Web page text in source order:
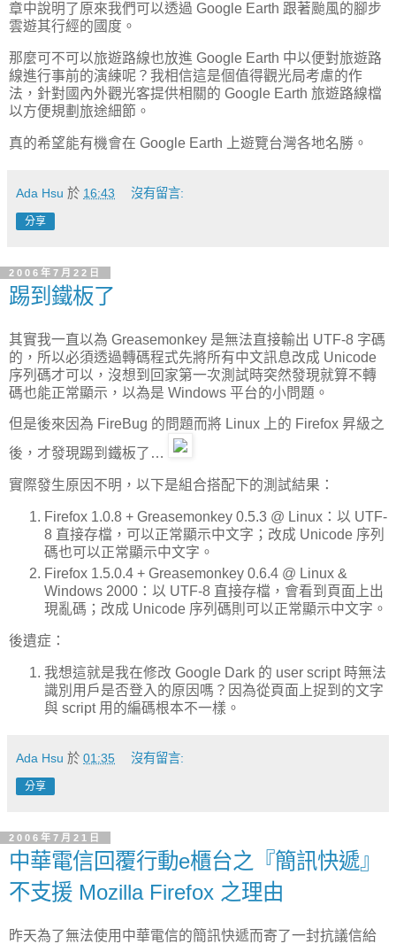
章中說明了原來我們可以透過 Google Earth 跟著颱風的腳步
雲遊其行經的國度。
那麼可不可以旅遊路線也放進 Google Earth 中以便對旅遊路
線進行事前的演練呢？我相信這是個值得觀光局考慮的作
法，針對國內外觀光客提供相關的 Google Earth 旅遊路線檔
以方便規劃旅途細節。
真的希望能有機會在 Google Earth 上遊覽台灣各地名勝。
Ada Hsu 於 16:43 沒有留言:
分享
2006年7月22日
踢到鐵板了
其實我一直以為 Greasemonkey 是無法直接輸出 UTF-8 字碼
的，所以必須透過轉碼程式先將所有中文訊息改成 Unicode
序列碼才可以，沒想到回家第一次測試時突然發現就算不轉
碼也能正常顯示，以為是 Windows 平台的小問題。
但是後來因為 FireBug 的問題而將 Linux 上的 Firefox 昇級之
後，才發現踢到鐵板了…
實際發生原因不明，以下是組合搭配下的測試結果：
Firefox 1.0.8 + Greasemonkey 0.5.3 @ Linux：以 UTF-
8 直接存檔，可以正常顯示中文字；改成 Unicode 序列
碼也可以正常顯示中文字。
Firefox 1.5.0.4 + Greasemonkey 0.6.4 @ Linux &
Windows 2000：以 UTF-8 直接存檔，會看到頁面上出
現亂碼；改成 Unicode 序列碼則可以正常顯示中文字。
後遺症：
我想這就是我在修改 Google Dark 的 user script 時無法
識別用戶是否登入的原因嗎？因為從頁面上捉到的文字
與 script 用的編碼根本不一樣。
Ada Hsu 於 01:35 沒有留言:
分享
2006年7月21日
中華電信回覆行動e櫃台之『簡訊快遞』
不支援 Mozilla Firefox 之理由
昨天為了無法使用中華電信的簡訊快遞而寄了一封抗議信給